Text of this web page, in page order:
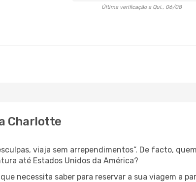
Última verificação a Qui., 06/08
Charlotte
viaja sem arrependimentos”. De facto,
até Estados Unidos da América?
necessita saber para reservar a sua viagem a